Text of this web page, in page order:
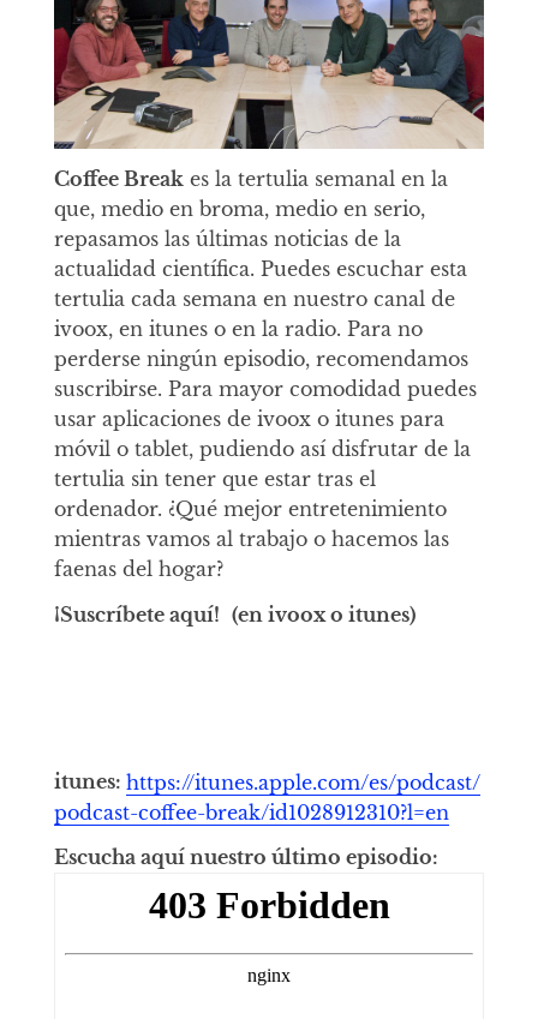
Coffee Break es la tertulia semanal en la
que, medio en broma, medio en serio,
repasamos las últimas noticias de la
actualidad científica. Puedes escuchar esta
tertulia cada semana en nuestro canal de
ivoox, en itunes o en la radio. Para no
perderse ningún episodio, recomendamos
suscribirse. Para mayor comodidad puedes
usar aplicaciones de ivoox o itunes para
móvil o tablet, pudiendo así disfrutar de la
tertulia sin tener que estar tras el
ordenador. ¿Qué mejor entretenimiento
mientras vamos al trabajo o hacemos las
faenas del hogar?
¡Suscríbete aquí! (en ivoox o itunes)
itunes: https://itunes.apple.com/es/podcast/
podcast-coffee-break/id1028912310?l=en
Escucha aquí nuestro último episodio: